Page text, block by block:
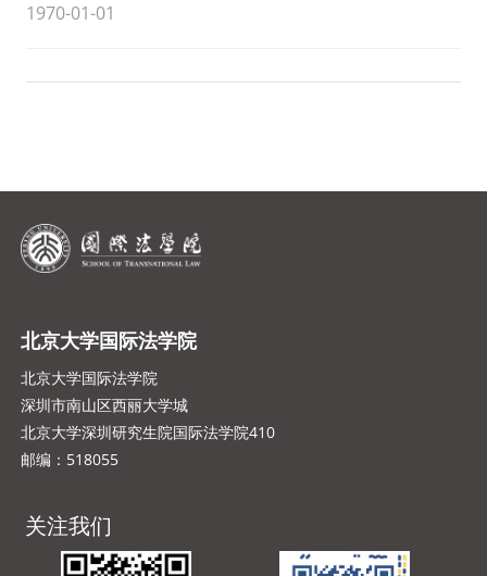
1970-01-01
北京大学国际法学院
北京大学国际法学院
深圳市南山区西丽大学城
北京大学深圳研究生院国际法学院410
邮编：518055
关注我们